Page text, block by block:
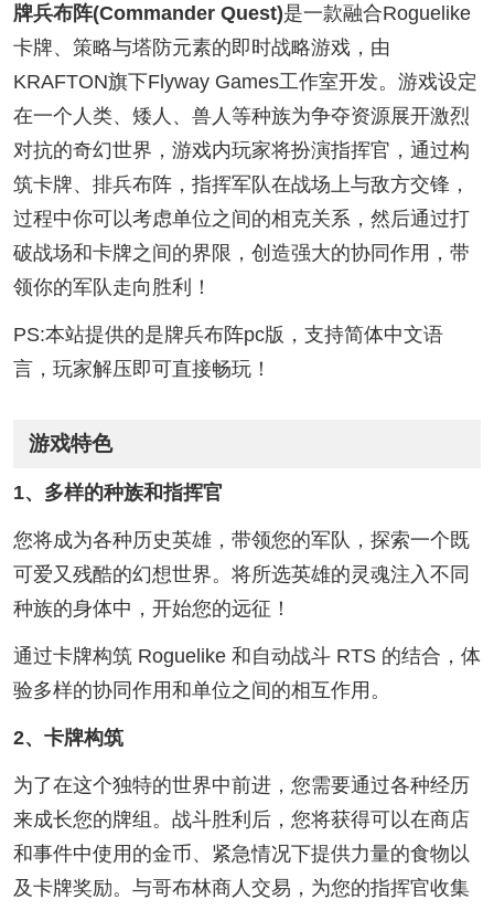
牌兵布阵(Commander Quest)是一款融合Roguelike
卡牌、策略与塔防元素的即时战略游戏，由
KRAFTON旗下Flyway Games工作室开发。游戏设定
在一个人类、矮人、兽人等种族为争夺资源展开激烈
对抗的奇幻世界，游戏内玩家将扮演指挥官，通过构
筑卡牌、排兵布阵，指挥军队在战场上与敌方交锋，
过程中你可以考虑单位之间的相克关系，然后通过打
破战场和卡牌之间的界限，创造强大的协同作用，带
领你的军队走向胜利！
PS:本站提供的是牌兵布阵pc版，支持简体中文语
言，玩家解压即可直接畅玩！
游戏特色
1、多样的种族和指挥官
您将成为各种历史英雄，带领您的军队，探索一个既
可爱又残酷的幻想世界。将所选英雄的灵魂注入不同
种族的身体中，开始您的远征！
通过卡牌构筑 Roguelike 和自动战斗 RTS 的结合，体
验多样的协同作用和单位之间的相互作用。
2、卡牌构筑
为了在这个独特的世界中前进，您需要通过各种经历
来成长您的牌组。战斗胜利后，您将获得可以在商店
和事件中使用的金币、紧急情况下提供力量的食物以
及卡牌奖励。与哥布林商人交易，为您的指挥官收集